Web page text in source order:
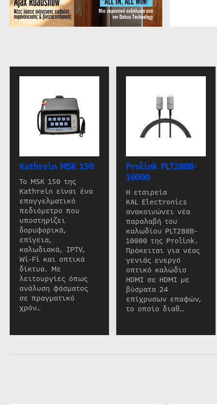
Kathrein MSK 150
Το MSK 150 της
Kathrein είναι ένα
επαγγελματικό
πεδιόμετρο που
υποστηρίζει
δορυφορικά,
επίγεια,
καλωδιακά, IPTV,
Wi-Fi και οπτικά
δίκτυα. Με
λειτουργίες όπως
ανάλυση φάσματος
σε πραγματικό
χρόν…
Prolink PLT288B-
10000
Η εταιρεία
KAL Electronics
ανακοινώνει νέα
παραλαβή του
καλωδίου PLT288B-
10000 της Prolink.
Πρόκειται για νέας
γενιάς ενεργό
οπτικό καλώδιο
HDMI σε HDMI με
βύσματα 24
επίχρυσων επαφών,
το οποίο διαθ…